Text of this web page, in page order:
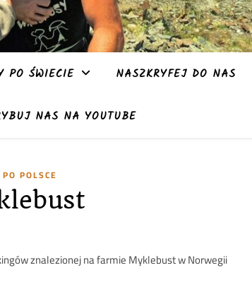
PO ŚWIECIE NASZKRYFEJ DO NAS
NAS NA YOUTUBE
POLSCE
znalezionej na farmie Myklebust w Norwegii